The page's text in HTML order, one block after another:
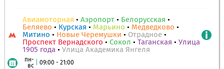
Авиамоторная • Аэропорт • Белорусская •
Беляево • Курская • Марьино • Медведково •
Митино • Новые Черемушки • Отрадное •
Проспект Вернадского • Сокол • Таганская • Улица
1905 года • Улица Академика Янгеля
пн-
вс
09:00 - 21:00